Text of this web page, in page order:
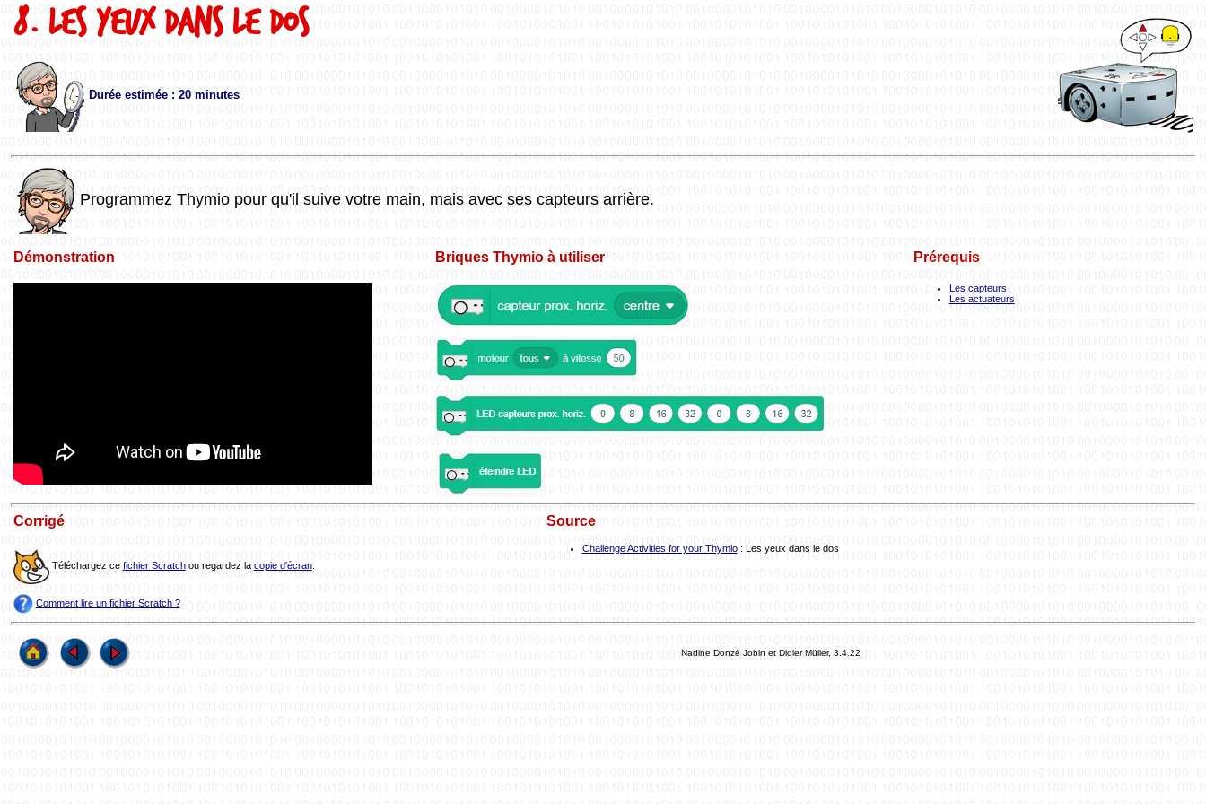
8. Les yeux dans le dos
Durée estimée : 20 minutes
Programmez Thymio pour qu'il suive votre main, mais avec ses capteurs arrière.
Démonstration Briques Thymio à utiliser Prérequis
Les capteurs
Les actuateurs
Corrigé
Téléchargez ce fichier Scratchou regardez la copie d'écran.
Comment lire un fichier Scratch ?
Source
Challenge Activities for your Thymio: Les yeux dans le dos
Nadine Donzé Jobin et Didier Müller, 3.4.22